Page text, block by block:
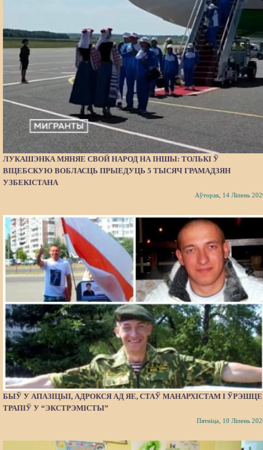
ЛУКАШЭНКА МЯНЯЕ СВОЙ НАРОД НА ІНШЫ: ТОЛЬКІ Ў
ВІЦЕБСКУЮ ВОБЛАСЦЬ ПРЫЕДУЦЬ 5 ТЫСЯЧ ГРАМАДЗЯН
УЗБЕКІСТАНА
Аўторак, 14 Ліпень
БЫЎ У АПАЗІЦЫІ, АДРОКСЯ АД ЯЕ, СТАЎ МАНАРХІСТАМ І ЎРЭШЦЕ
ТРАПІЎ У “ЭКСТРЭМІСТЫ”
Пятніца, 10 Ліпень